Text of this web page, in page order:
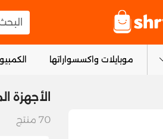
موبايلات واكسسواراتها
الأجهزة
70 منتج